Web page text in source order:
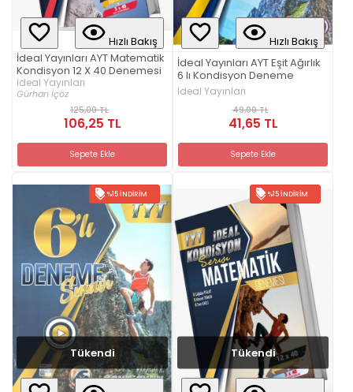
Hızlı Bakış
İdeal Yayınları AYT Matematik
Kondisyon 12 X 40 Denemesi
İdeal Yayınları
Gürhan İçöz
125,00 TL
106,25 TL
Sepete Ekle
Hızlı Bakış
İdeal Yayınları AYT Eşit Ağırlık
6 lı Kondisyon Deneme
İdeal Yayınları
49,00 TL
41,65 TL
Sepete Ekle
%15 İNDIRIM
Tükendi
%15 İNDIRIM
Tükendi